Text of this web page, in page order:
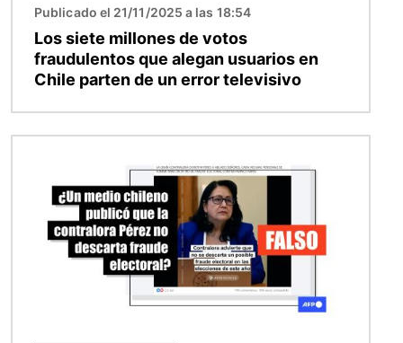
Publicado el 21/11/2025 a las 18:54
Los siete millones de votos
fraudulentos que alegan usuarios en
Chile parten de un error televisivo